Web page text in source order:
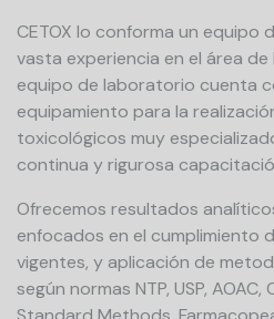
CETOX lo conforma un equipo
vasta experiencia en el área
equipo de laboratorio cuenta
equipamiento para la
toxicológicos muy
continua y rigurosa
Ofrecemos resultados
enfocados en el cumplimiento
vigentes, y aplicación de
según normas NTP, USP, AOAC,